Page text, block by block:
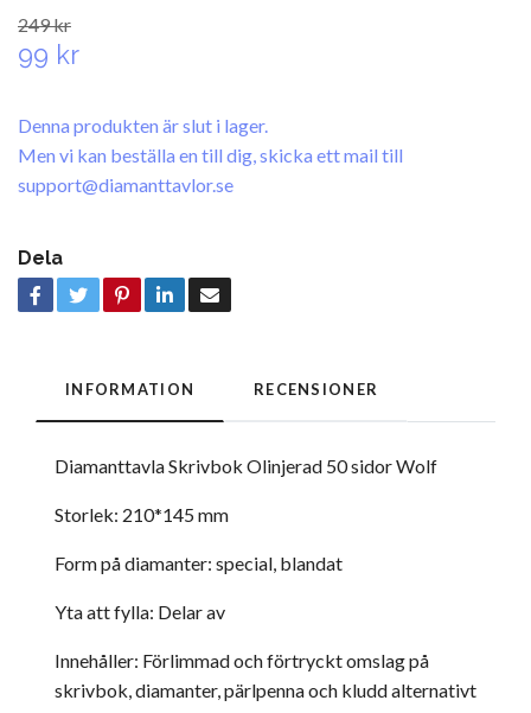
249 kr
99 kr
Denna produkten är slut i lager.
Men vi kan beställa en till dig, skicka ett mail till
support@diamanttavlor.se
Dela
INFORMATION RECENSIONER
Diamanttavla Skrivbok Olinjerad 50 sidor Wolf
Storlek: 210*145 mm
Form på diamanter: special, blandat
Yta att fylla: Delar av
Innehåller: Förlimmad och förtryckt omslag på
skrivbok, diamanter, pärlpenna och kludd alternativt